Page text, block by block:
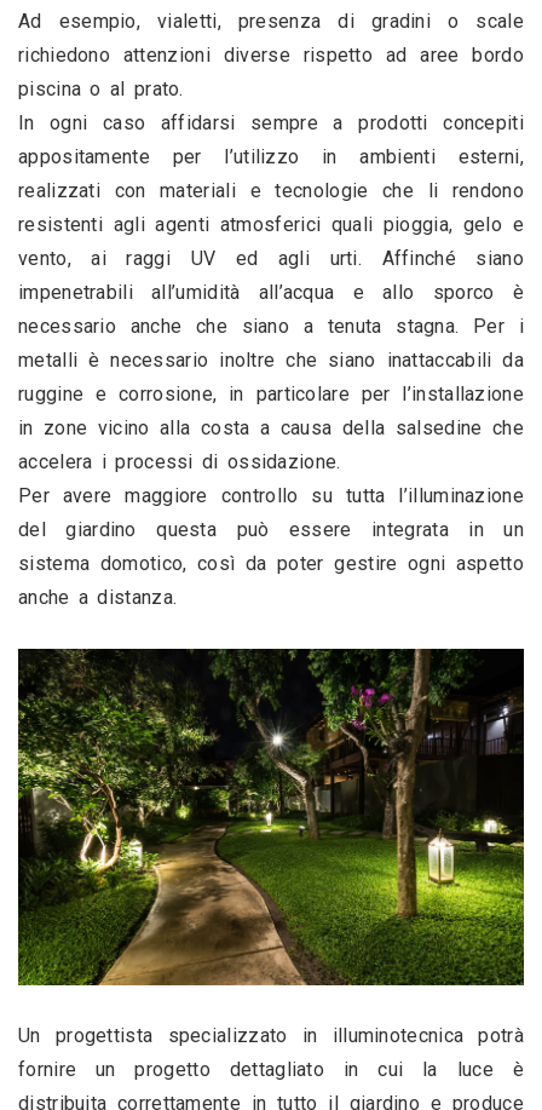
Ad esempio, vialetti, presenza di gradini o scale
richiedono attenzioni diverse rispetto ad aree bordo
piscina o al prato.
In ogni caso affidarsi sempre a prodotti concepiti
appositamente per l’utilizzo in ambienti esterni,
realizzati con materiali e tecnologie che li rendono
resistenti agli agenti atmosferici quali pioggia, gelo e
vento, ai raggi UV ed agli urti. Affinché siano
impenetrabili all’umidità all’acqua e allo sporco è
necessario anche che siano a tenuta stagna. Per i
metalli è necessario inoltre che siano inattaccabili da
ruggine e corrosione, in particolare per l’installazione
in zone vicino alla costa a causa della salsedine che
accelera i processi di ossidazione.
Per avere maggiore controllo su tutta l’illuminazione
del giardino questa può essere integrata in un
sistema domotico, così da poter gestire ogni aspetto
anche a distanza.
Un progettista specializzato in illuminotecnica potrà
fornire un progetto dettagliato in cui la luce è
distribuita correttamente in tutto il giardino e produce